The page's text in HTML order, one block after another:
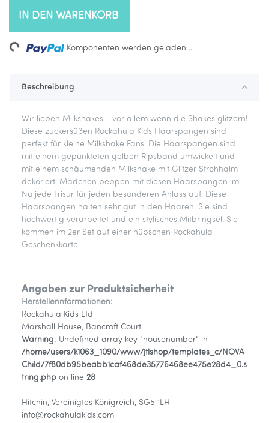
IN DEN WARENKORB
Komponenten werden geladen ...
Beschreibung
Wir lieben Milkshakes - vor allem wenn die Shakes glitzern!
Diese zuckersüßen Rockahula Kids Haarspangen sind
perfekt für kleine Milkshake Fans! Die Haarspangen sind
mit einem gepunkteten gelben Ripsband umwickelt und
mit einem schäumenden Milkshake mit Glitzer Strohhalm
dekoriert. Mädchen peppen mit diesen Haarspangen im
Nu jede Frisur für jeden besonderen Anlass auf. Diese
Haarspangen halten sehr gut in den Haaren. Sie sind
hochwertig verarbeitet und ein stylisches Mitbringsel. Sie
kommen im 2er Set auf einer hübschen Rockahula
Geschenkkarte.
Angaben zur Produktsicherheit
Herstellerinformationen:
Rockahula Kids Ltd
Marshall House, Bancroft Court
Warning: Undefined array key "housenumber" in
/home/users/k1063_1090/www/jtlshop/templates_c/NOVA
Child/7f80db95beabb1caf468de35776468ee475e28d4_0.s
tring.php on line 28
Hitchin, Vereinigtes Königreich, SG5 1LH
info@rockahulakids.com